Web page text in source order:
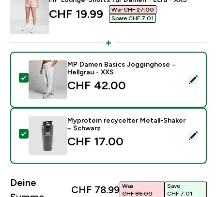
discounted price
CHF 19.99‎
War CHF 27.00‎
Spare CHF 7.01‎
Dieses Produkt ausw�hlen - MP Damen Basics
MP Damen Basics Jogginghose –
Hellgrau - XXS
CHF 42.00‎
Dieses Produkt ausw�hlen - Myprotein recycelter
Myprotein recycelter Metall-Shaker
– Schwarz
CHF 17.00‎
Deine
CHF 78.99‎ Was
CHF 86.00‎
Save
CHF 7.01‎